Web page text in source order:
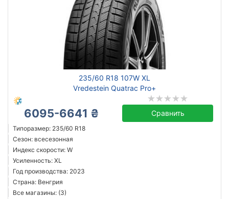
235/60 R18 107W XL
Vredestein Quatrac Pro+
6095-6641 ₴ Сравнить
Типоразмер: 235/60 R18
Сезон: всесезонная
Индекс скорости: W
Усиленность: XL
Год производства: 2023
Страна: Венгрия
Все магазины: (3)